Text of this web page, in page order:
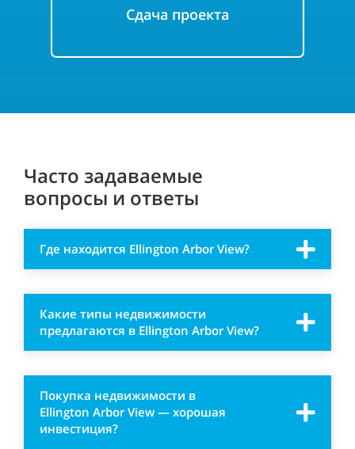
Сдача проекта
Часто задаваемые
вопросы и ответы
Где находится Ellington Arbor View?
Какие типы недвижимости
предлагаются в Ellington Arbor View?
Покупка недвижимости в
Ellington Arbor View — хорошая
инвестиция?